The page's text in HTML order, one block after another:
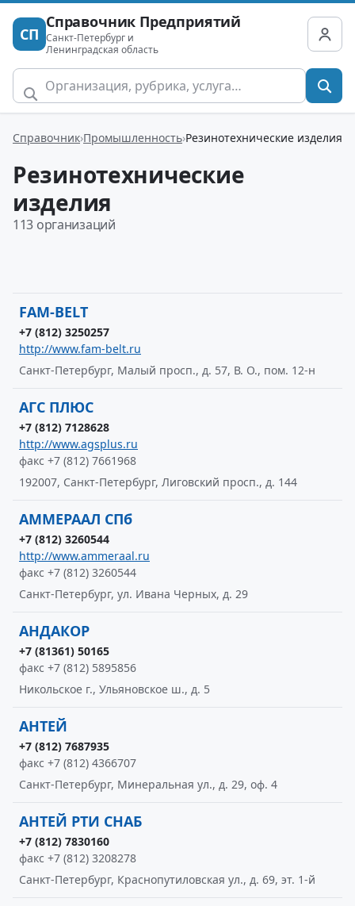
СП
Справочник Предприятий
Санкт-Петербург и
Ленинградская область
Справочник Промышленность Резинотехнические изделия
Резинотехнические
изделия
113 организаций
FAM-BELT
+7 (812) 3250257
http://www.fam-belt.ru
Санкт-Петербург, Малый просп., д. 57, В. О., пом. 12-н
АГС ПЛЮС
+7 (812) 7128628
http://www.agsplus.ru
факс +7 (812) 7661968
192007, Санкт-Петербург, Лиговский просп., д. 144
АММЕРААЛ СПб
+7 (812) 3260544
http://www.ammeraal.ru
факс +7 (812) 3260544
Санкт-Петербург, ул. Ивана Черных, д. 29
АНДАКОР
+7 (81361) 50165
факс +7 (812) 5895856
Никольское г., Ульяновское ш., д. 5
АНТЕЙ
+7 (812) 7687935
факс +7 (812) 4366707
Санкт-Петербург, Минеральная ул., д. 29, оф. 4
АНТЕЙ РТИ СНАБ
+7 (812) 7830160
факс +7 (812) 3208278
Санкт-Петербург, Краснопутиловская ул., д. 69, эт. 1-й